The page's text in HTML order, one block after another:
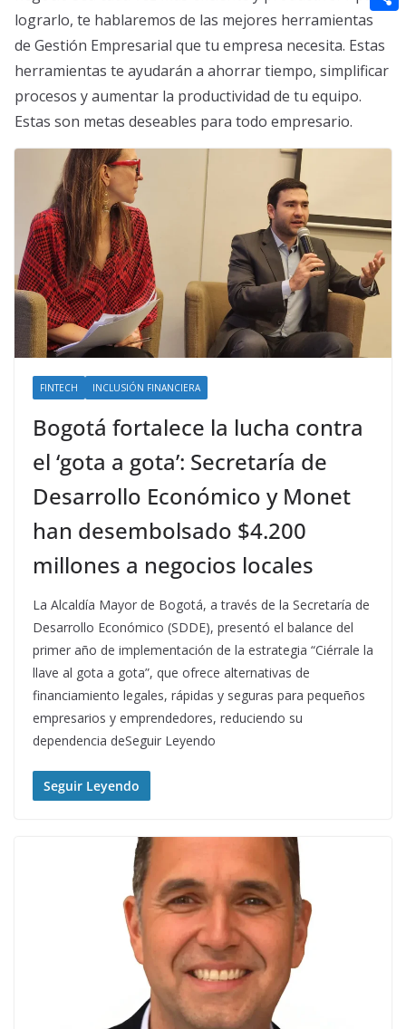
lograrlo, te hablaremos de las mejores herramientas
de Gestión Empresarial que tu empresa necesita. Estas
herramientas te ayudarán a ahorrar tiempo, simplificar
procesos y aumentar la productividad de tu equipo.
Estas son metas deseables para todo empresario.
FINTECH INCLUSIÓN FINANCIERA
Bogotá fortalece la lucha contra
el ‘gota a gota’: Secretaría de
Desarrollo Económico y Monet
han desembolsado $4.200
millones a negocios locales
La Alcaldía Mayor de Bogotá, a través de la Secretaría de
Desarrollo Económico (SDDE), presentó el balance del
primer año de implementación de la estrategia “Ciérrale la
llave al gota a gota”, que ofrece alternativas de
financiamiento legales, rápidas y seguras para pequeños
empresarios y emprendedores, reduciendo su
dependencia deSeguir Leyendo
Seguir Leyendo
n
g
e
r
e
r
t
a
i
l
e
d
d
C
o
i
r